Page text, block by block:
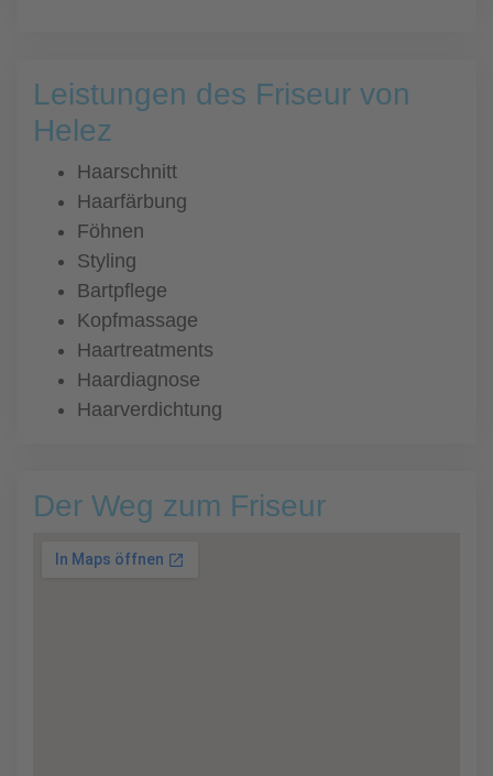
Leistungen des Friseur von
Helez
Haarschnitt
Haarfärbung
Föhnen
Styling
Bartpflege
Kopfmassage
Haartreatments
Haardiagnose
Haarverdichtung
Der Weg zum Friseur